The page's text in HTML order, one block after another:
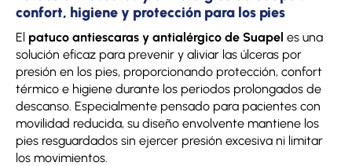
confort, higiene y protección para los pies
El patuco antiescaras y antialérgico de Suapel es una
solución eficaz para prevenir y aliviar las úlceras por
presión en los pies, proporcionando protección, confort
térmico e higiene durante los periodos prolongados de
descanso. Especialmente pensado para pacientes con
movilidad reducida, su diseño envolvente mantiene los
pies resguardados sin ejercer presión excesiva ni limitar
los movimientos.